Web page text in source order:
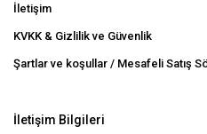
İletişim
KVKK & Gizlilik ve Güvenlik
Şartlar ve koşullar / Mesafeli Satış
İletişim Bilgileri